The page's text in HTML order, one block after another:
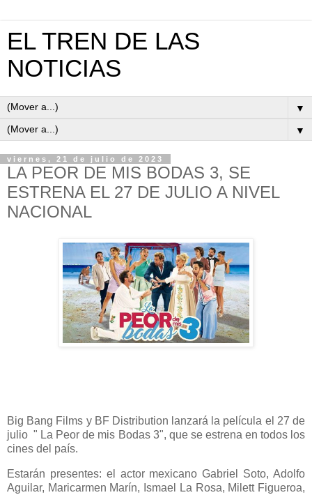
EL TREN DE LAS
NOTICIAS
▼
▼
viernes, 21 de julio de 2023
LA PEOR DE MIS BODAS 3, SE
ESTRENA EL 27 DE JULIO A NIVEL
NACIONAL
Big Bang Films y BF Distribution lanzará la película el 27 de
julio " La Peor de mis Bodas 3", que se estrena en todos los
cines del país.
Estarán presentes: el actor mexicano Gabriel Soto, Adolfo
Aguilar, Maricarmen Marín, Ismael La Rosa, Milett Figueroa,